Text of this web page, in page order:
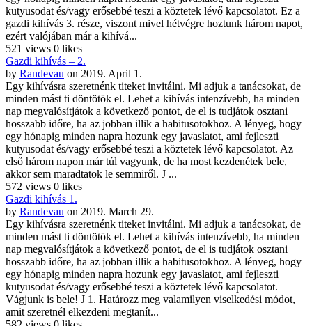
kutyusodat és/vagy erősebbé teszi a köztetek lévő kapcsolatot. Ez a
gazdi kihívás 3. része, viszont mivel hétvégre hoztunk három napot,
ezért valójában már a kihívá...
521 views 0 likes
Gazdi kihívás – 2.
by Randevau on 2019. April 1.
Egy kihívásra szeretnénk titeket invitálni. Mi adjuk a tanácsokat, de
minden mást ti döntötök el. Lehet a kihívás intenzívebb, ha minden
nap megvalósítjátok a következő pontot, de el is tudjátok osztani
hosszabb időre, ha az jobban illik a habitusotokhoz. A lényeg, hogy
egy hónapig minden napra hozunk egy javaslatot, ami fejleszti
kutyusodat és/vagy erősebbé teszi a köztetek lévő kapcsolatot. Az
első három napon már túl vagyunk, de ha most kezdenétek bele,
akkor sem maradtatok le semmiről. J ...
572 views 0 likes
Gazdi kihívás 1.
by Randevau on 2019. March 29.
Egy kihívásra szeretnénk titeket invitálni. Mi adjuk a tanácsokat, de
minden mást ti döntötök el. Lehet a kihívás intenzívebb, ha minden
nap megvalósítjátok a következő pontot, de el is tudjátok osztani
hosszabb időre, ha az jobban illik a habitusotokhoz. A lényeg, hogy
egy hónapig minden napra hozunk egy javaslatot, ami fejleszti
kutyusodat és/vagy erősebbé teszi a köztetek lévő kapcsolatot.
Vágjunk is bele! J 1. Határozz meg valamilyen viselkedési módot,
amit szeretnél elkezdeni megtanít...